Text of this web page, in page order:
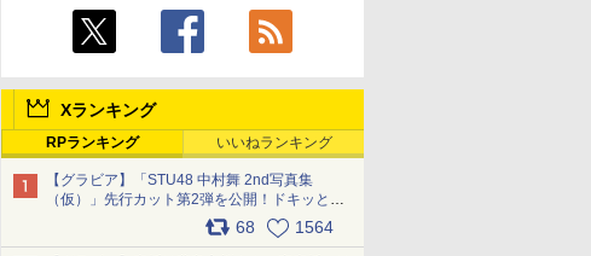
Xランキング
RPランキング いいねランキング
【グラビア】「STU48 中村舞 2nd写真集
（仮）」先行カット第2弾を公開！ドキッとす
るランジェリーカットなど新たな挑戦
68 1564